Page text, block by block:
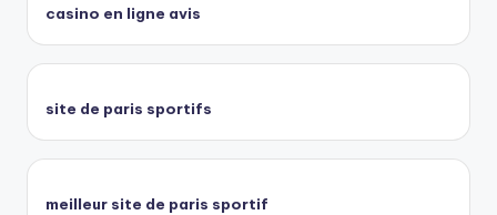
casino en ligne avis
site de paris sportifs
meilleur site de paris sportif